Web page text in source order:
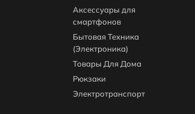
Аксессуары для
смартфонов
Бытовая Техника
(Электроника)
Товары Для Дома
Рюкзаки
Электротранспорт